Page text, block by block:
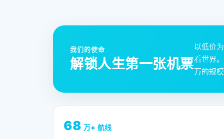
我们的使命
解锁人生第一张机票
以低价
看世界
万的规
68 万+ 航线